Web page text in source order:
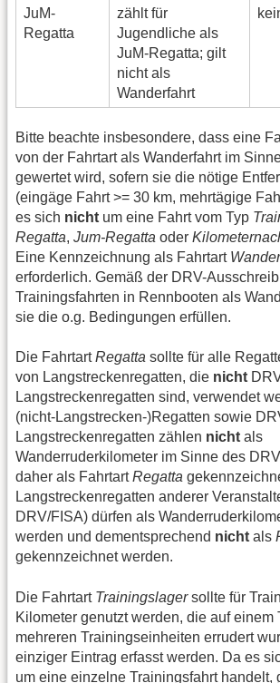
JuM-
Regatta
zählt für
Jugendliche als
JuM-Regatta; gilt
nicht als
Wanderfahrt
Bitte beachte insbesondere, dass eine
von der Fahrtart als Wanderfahrt im
gewertet wird, sofern sie die nötige
(eingäge Fahrt >= 30 km, mehrtägige
es sich nicht um eine Fahrt vom Typ
Regatta, Jum-Regatta oder
Eine Kennzeichnung als Fahrtart
erforderlich. Gemäß der DRV-
Trainingsfahrten in Rennbooten als
sie die o.g. Bedingungen erfüllen.
Die FahrtartRegatta sollte für alle
von Langstreckenregatten, die nicht
Langstreckenregatten sind, verwendet
(nicht-Langstrecken-)Regatten sowie
Langstreckenregatten zählen nicht als
Wanderruderkilometer im Sinne des
daher als FahrtartRegatta
Langstreckenregatten anderer
DRV/FISA) dürfen als
werden und dementsprechend nicht als
gekennzeichnet werden.
Die Fahrtart Trainingslagersollte für
Kilometer genutzt werden, die auf einem
mehreren Trainingseinheiten errudert
einziger Eintrag erfasst werden. Da es
um eine einzelne Trainingsfahrt handelt,